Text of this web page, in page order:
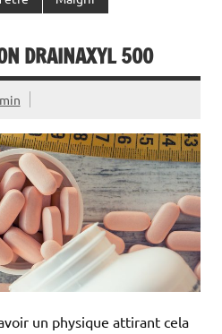
DRAINAXYL 500
un physique attirant cela